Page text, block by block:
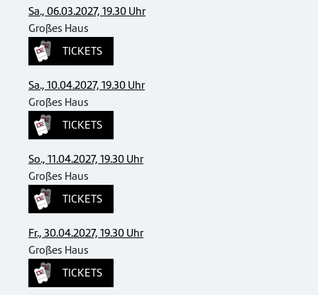
Sa., 06.03.2027, 19.30 Uhr
Großes Haus
TICKETS
Sa., 10.04.2027, 19.30 Uhr
Großes Haus
TICKETS
So., 11.04.2027, 19.30 Uhr
Großes Haus
TICKETS
Fr., 30.04.2027, 19.30 Uhr
Großes Haus
TICKETS